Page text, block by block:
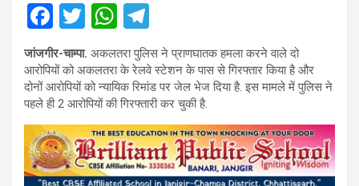
F
a
ce
b
o
o
k
T
wi
tt
er
W
h
at
s
A
p
p
el
e
gr
a
m
जांजगीर-चाम्पा. अकलतरा पुलिस ने प्राणघातक हमला करने वाले दो
आरोपियों को अकलतरा के रेलवे स्टेशन के पास से गिरफ्तार किया है और
दोनों आरोपियों को न्यायिक रिमांड पर जेल भेज दिया है. इस मामले में पुलिस ने
पहले ही 2 आरोपियों की गिरफ्तारी कर चुकी है.